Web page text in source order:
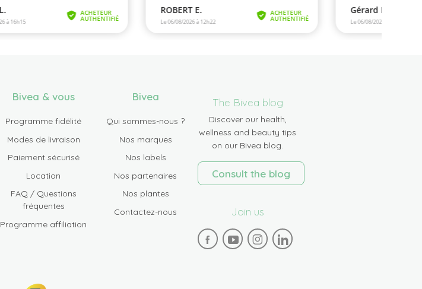
Bivea & vous
Programme fidélité
Modes de livraison
Paiement sécurisé
Location
FAQ / Questions
fréquentes
Programme affiliation
Bivea
Qui sommes-nous ?
Nos marques
Nos labels
Nos partenaires
Nos plantes
Contactez-nous
The Bivea blog
Discover our health,
wellness and beauty tips
on our Bivea blog.
Consult the blog
Join us